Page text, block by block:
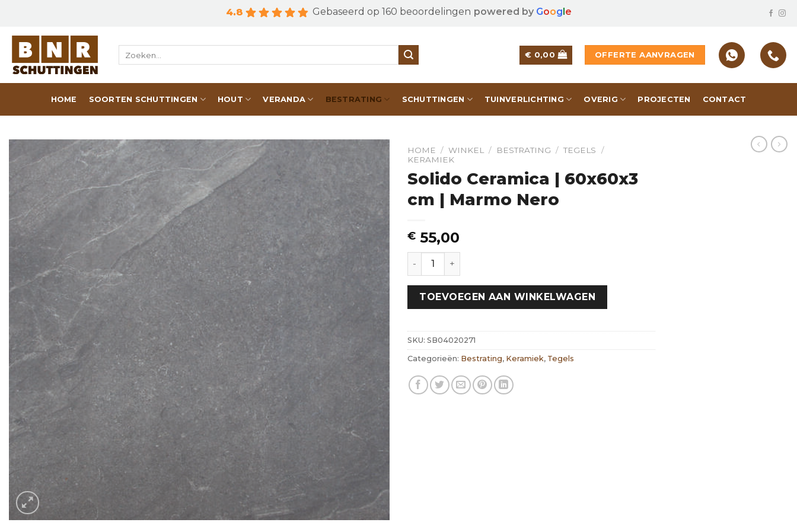
content
4.8 Gebaseerd op 160 beoordelingen powered by Google
€ 0,00 OFFERTE AANVRAGEN
HOME SOORTEN SCHUTTINGEN HOUT VERANDA BESTRATING SCHUTTINGEN TUINVERLICHTING OVERIG PROJECTEN CONTACT
HOME / WINKEL / BESTRATING / TEGELS
/
KERAMIEK
Solido Ceramica | 60x60x3
cm | Marmo Nero
€ 55,00
Solido Ceramica | 60x60x3 cm | Marmo Nero hoeveelheid
TOEVOEGEN AAN WINKELWAGEN
SKU: SB04020271
Categorieën: Bestrating, Keramiek, Tegels